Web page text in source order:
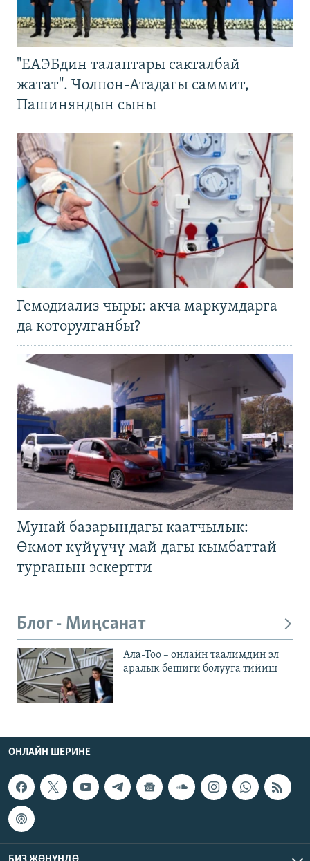
"ЕАЭБдин талаптары сакталбай
жатат". Чолпон-Атадагы саммит,
Пашиняндын сыны
Гемодиализ чыры: акча маркумдарга
да которулганбы?
Мунай базарындагы каатчылык:
Өкмөт күйүүчү май дагы кымбаттай
турганын эскертти
Блог - Миңсанат
Ала-Тоо – онлайн таалимдин эл
аралык бешиги болууга тийиш
ОНЛАЙН ШЕРИНЕ